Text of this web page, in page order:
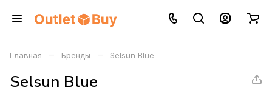
Главная – Бренды – Selsun Blue
Selsun Blue